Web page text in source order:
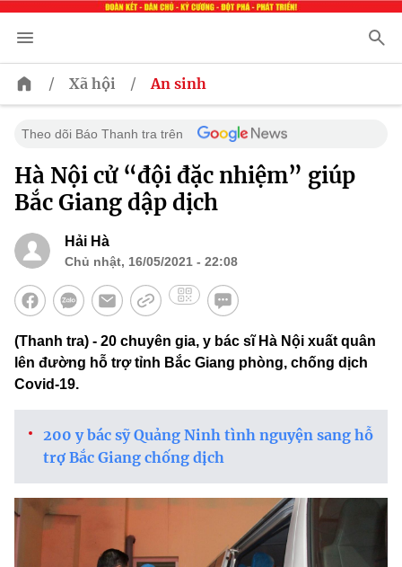
/ Xã hội / An sinh
Theo dõi Báo Thanh tra trên
Hà Nội cử “đội đặc nhiệm” giúp
Bắc Giang dập dịch
Hải Hà
Chủ nhật, 16/05/2021 - 22:08
(Thanh tra) - 20 chuyên gia, y bác sĩ Hà Nội xuất quân
lên đường hỗ trợ tỉnh Bắc Giang phòng, chống dịch
Covid-19.
200 y bác sỹ Quảng Ninh tình nguyện sang hỗ
trợ Bắc Giang chống dịch